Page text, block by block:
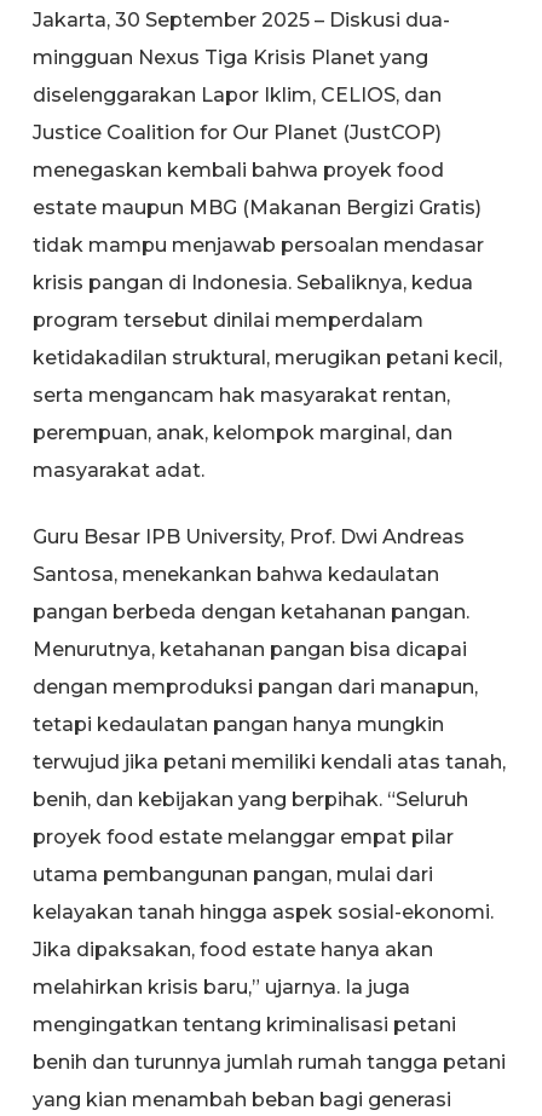
Jakarta, 30 September 2025 – Diskusi dua-
mingguan Nexus Tiga Krisis Planet yang
diselenggarakan Lapor Iklim, CELIOS, dan
Justice Coalition for Our Planet (JustCOP)
menegaskan kembali bahwa proyek food
estate maupun MBG (Makanan Bergizi Gratis)
tidak mampu menjawab persoalan mendasar
krisis pangan di Indonesia. Sebaliknya, kedua
program tersebut dinilai memperdalam
ketidakadilan struktural, merugikan petani kecil,
serta mengancam hak masyarakat rentan,
perempuan, anak, kelompok marginal, dan
masyarakat adat.
Guru Besar IPB University, Prof. Dwi Andreas
Santosa, menekankan bahwa kedaulatan
pangan berbeda dengan ketahanan pangan.
Menurutnya, ketahanan pangan bisa dicapai
dengan memproduksi pangan dari manapun,
tetapi kedaulatan pangan hanya mungkin
terwujud jika petani memiliki kendali atas tanah,
benih, dan kebijakan yang berpihak. “Seluruh
proyek food estate melanggar empat pilar
utama pembangunan pangan, mulai dari
kelayakan tanah hingga aspek sosial-ekonomi.
Jika dipaksakan, food estate hanya akan
melahirkan krisis baru,” ujarnya. Ia juga
mengingatkan tentang kriminalisasi petani
benih dan turunnya jumlah rumah tangga petani
yang kian menambah beban bagi generasi